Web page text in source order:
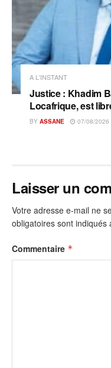
A L'INSTANT
Justice : Khadim
Locafrique, est
BY ASSANE 07/08/2026
Laisser un
Votre adresse e-mail ne
obligatoires sont indiqués
Commentaire *